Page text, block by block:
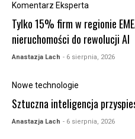
Komentarz Eksperta
Tylko 15% firm w regionie
nieruchomości do rewolucji AI
Anastazja Lach - 6 sierpnia, 2026
Nowe technologie
Sztuczna inteligencja
Anastazja Lach - 6 sierpnia, 2026